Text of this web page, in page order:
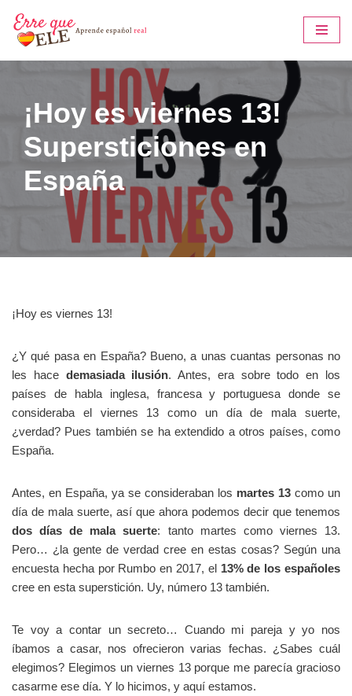
Saltar
al
¡Hoy es viernes 13!
Supersticiones en
España
¡Hoy es viernes 13!
¿Y qué pasa en España? Bueno, a unas cuantas personas no
les hace demasiada ilusión. Antes, era sobre todo en los
países de habla inglesa, francesa y portuguesa donde se
consideraba el viernes 13 como un día de mala suerte,
¿verdad? Pues también se ha extendido a otros países, como
España.
Antes, en España, ya se consideraban los martes 13 como un
día de mala suerte, así que ahora podemos decir que tenemos
dos días de mala suerte: tanto martes como viernes 13.
Pero… ¿la gente de verdad cree en estas cosas? Según una
encuesta hecha por Rumbo en 2017, el 13% de los españoles
cree en esta superstición. Uy, número 13 también.
Te voy a contar un secreto… Cuando mi pareja y yo nos
íbamos a casar, nos ofrecieron varias fechas. ¿Sabes cuál
elegimos? Elegimos un viernes 13 porque me parecía gracioso
casarme ese día. Y lo hicimos, y aquí estamos.